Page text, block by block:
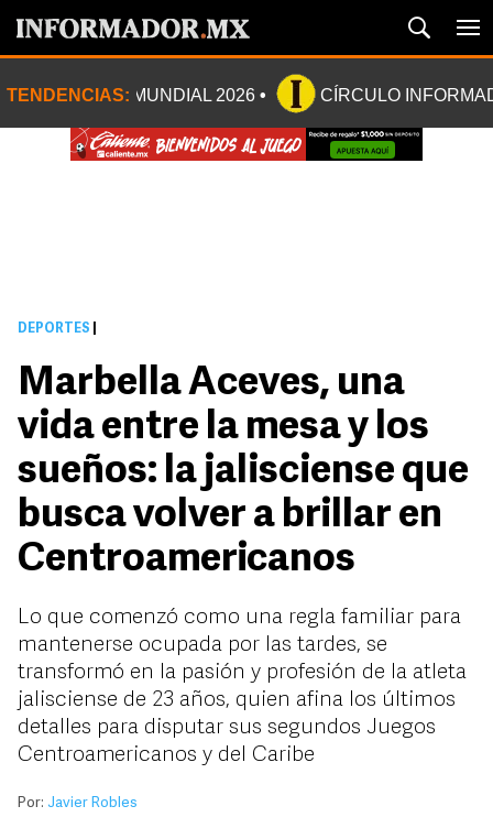
TENDENCIAS: MUNDIAL 2026 CÍRCULO
DEPORTES
Marbella Aceves, una
vida entre la mesa y los
sueños: la jalisciense que
busca volver a brillar en
Centroamericanos
Lo que comenzó como una regla familiar para
mantenerse ocupada por las tardes, se
transformó en la pasión y profesión de la atleta
jalisciense de 23 años, quien afina los últimos
detalles para disputar sus segundos Juegos
Centroamericanos y del Caribe
Por: Javier Robles